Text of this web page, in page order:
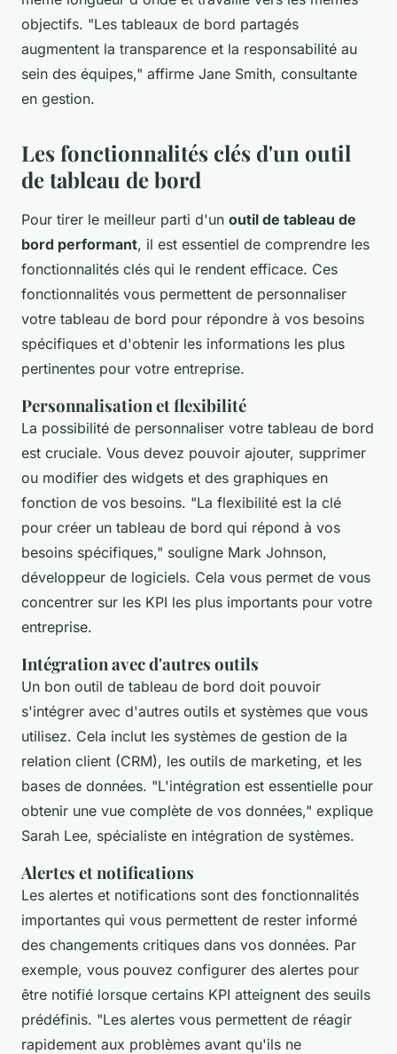
objectifs. "Les tableaux de bord partagés
augmentent la transparence et la responsabilité au
sein des équipes," affirme Jane Smith, consultante
en gestion.
Les fonctionnalités clés d'un outil
de tableau de bord
Pour tirer le meilleur parti d'un outil de tableau de
bord performant, il est essentiel de comprendre les
fonctionnalités clés qui le rendent efficace. Ces
fonctionnalités vous permettent de personnaliser
votre tableau de bord pour répondre à vos besoins
spécifiques et d'obtenir les informations les plus
pertinentes pour votre entreprise.
Personnalisation et flexibilité
La possibilité de personnaliser votre tableau de bord
est cruciale. Vous devez pouvoir ajouter, supprimer
ou modifier des widgets et des graphiques en
fonction de vos besoins. "La flexibilité est la clé
pour créer un tableau de bord qui répond à vos
besoins spécifiques," souligne Mark Johnson,
développeur de logiciels. Cela vous permet de vous
concentrer sur les KPI les plus importants pour votre
entreprise.
Intégration avec d'autres outils
Un bon outil de tableau de bord doit pouvoir
s'intégrer avec d'autres outils et systèmes que vous
utilisez. Cela inclut les systèmes de gestion de la
relation client (CRM), les outils de marketing, et les
bases de données. "L'intégration est essentielle pour
obtenir une vue complète de vos données," explique
Sarah Lee, spécialiste en intégration de systèmes.
Alertes et notifications
Les alertes et notifications sont des fonctionnalités
importantes qui vous permettent de rester informé
des changements critiques dans vos données. Par
exemple, vous pouvez configurer des alertes pour
être notifié lorsque certains KPI atteignent des seuils
prédéfinis. "Les alertes vous permettent de réagir
rapidement aux problèmes avant qu'ils ne